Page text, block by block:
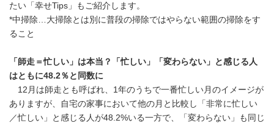
たい「幸せTips」もご紹介します。
*中掃除…大掃除とは別に普段の掃除ではやらない範囲の掃除をす
ること
「師走＝忙しい」は本当？「忙しい」「変わらない」と感じる人
はともに48.2％と同数に
12月は師走とも呼ばれ、1年のうちで一番忙しい月のイメージが
ありますが、自宅の家事において他の月と比較し「非常に忙しい
／忙しい」と感じる人が48.2%いる一方で、「変わらない」も同じ